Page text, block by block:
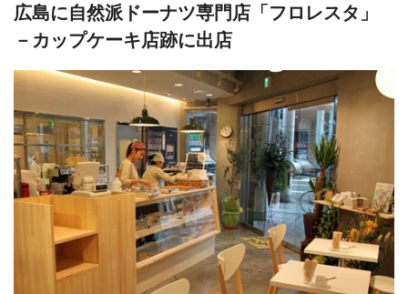
広島に自然派ドーナツ専門店「フロレスタ」
－カップケーキ店跡に出店